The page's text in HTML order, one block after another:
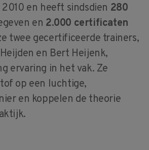
en heeft sindsdien 280
en 2.000 certificaten
twee gecertificeerde trainers,
en Bert Heijenk,
ervaring in het vak. Ze
op een luchtige,
en koppelen de theorie